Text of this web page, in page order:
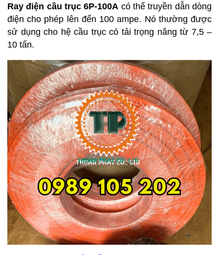
Ray điện cầu trục 6P-100A có thể truyền dẫn dòng
điện cho phép lên đến 100 ampe. Nó thường được
sử dụng cho hệ cầu trục có tải trọng nâng từ 7,5 –
10 tấn.